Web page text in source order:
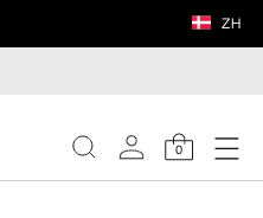
ZH
——在优化现有畅销产品的
款装备定期上架。
0